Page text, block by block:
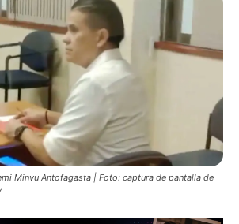
Minvu Antofagasta | Foto: captura de pantalla de